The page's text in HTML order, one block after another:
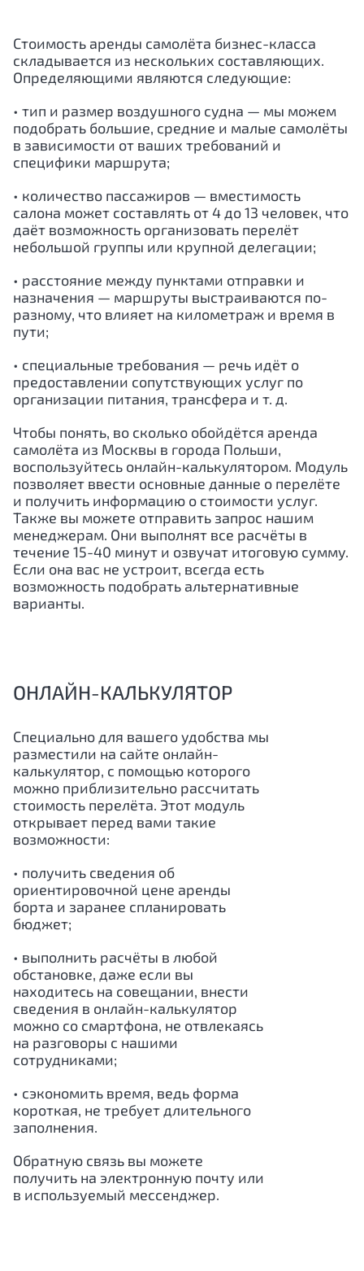
Стоимость аренды самолёта бизнес-класса
складывается из нескольких составляющих.
Определяющими являются следующие:
• тип и размер воздушного судна — мы можем
подобрать большие, средние и малые самолёты
в зависимости от ваших требований и
специфики маршрута;
• количество пассажиров — вместимость
салона может составлять от 4 до 13 человек, что
даёт возможность организовать перелёт
небольшой группы или крупной делегации;
• расстояние между пунктами отправки и
назначения — маршруты выстраиваются по-
разному, что влияет на километраж и время в
пути;
• специальные требования — речь идёт о
предоставлении сопутствующих услуг по
организации питания, трансфера и т. д.
Чтобы понять, во сколько обойдётся аренда
самолёта из Москвы в города Польши,
воспользуйтесь онлайн-калькулятором. Модуль
позволяет ввести основные данные о перелёте
и получить информацию о стоимости услуг.
Также вы можете отправить запрос нашим
менеджерам. Они выполнят все расчёты в
течение 15-40 минут и озвучат итоговую сумму.
Если она вас не устроит, всегда есть
возможность подобрать альтернативные
варианты.
ОНЛАЙН-КАЛЬКУЛЯТОР
Специально для вашего удобства мы
разместили на сайте онлайн-
калькулятор, с помощью которого
можно приблизительно рассчитать
стоимость перелёта. Этот модуль
открывает перед вами такие
возможности:
• получить сведения об
ориентировочной цене аренды
борта и заранее спланировать
бюджет;
• выполнить расчёты в любой
обстановке, даже если вы
находитесь на совещании, внести
сведения в онлайн-калькулятор
можно со смартфона, не отвлекаясь
на разговоры с нашими
сотрудниками;
• сэкономить время, ведь форма
короткая, не требует длительного
заполнения.
Обратную связь вы можете
получить на электронную почту или
в используемый мессенджер.